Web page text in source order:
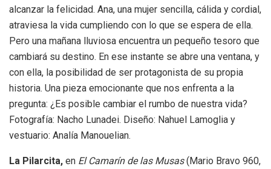
alcanzar la felicidad. Ana, una mujer sencilla, cálida y cordial,
atraviesa la vida cumpliendo con lo que se espera de ella.
Pero una mañana lluviosa encuentra un pequeño tesoro que
cambiará su destino. En ese instante se abre una ventana, y
con ella, la posibilidad de ser protagonista de su propia
historia. Una pieza emocionante que nos enfrenta a la
pregunta: ¿Es posible cambiar el rumbo de nuestra vida?
Fotografía: Nacho Lunadei. Diseño: Nahuel Lamoglia y
vestuario: Analía Manouelian.
La Pilarcita, en El Camarín de las Musas(Mario Bravo 960,